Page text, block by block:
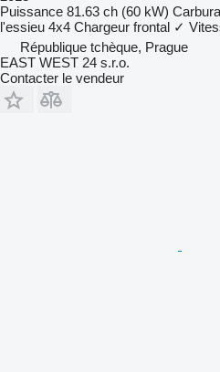
Puissance 81.63 ch (60 kW)
l'essieu 4x4 Chargeur frontal ✓
République tchèque, Prague
EAST WEST 24 s.r.o.
Contacter le vendeur